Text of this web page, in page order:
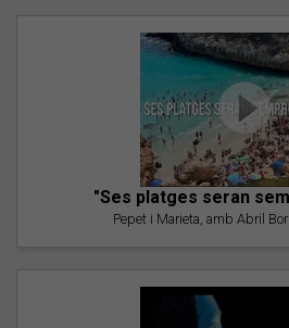
"Ses platges seran
Pepet i Marieta, amb Abril